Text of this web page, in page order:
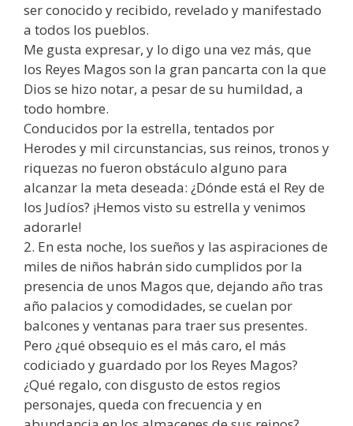
ser conocido y recibido, revelado y manifestado
a todos los pueblos.
Me gusta expresar, y lo digo una vez más, que
los Reyes Magos son la gran pancarta con la que
Dios se hizo notar, a pesar de su humildad, a
todo hombre.
Conducidos por la estrella, tentados por
Herodes y mil circunstancias, sus reinos, tronos y
riquezas no fueron obstáculo alguno para
alcanzar la meta deseada: ¿Dónde está el Rey de
los Judíos? ¡Hemos visto su estrella y venimos
adorarle!
2. En esta noche, los sueños y las aspiraciones de
miles de niños habrán sido cumplidos por la
presencia de unos Magos que, dejando año tras
año palacios y comodidades, se cuelan por
balcones y ventanas para traer sus presentes.
Pero ¿qué obsequio es el más caro, el más
codiciado y guardado por los Reyes Magos?
¿Qué regalo, con disgusto de estos regios
personajes, queda con frecuencia y en